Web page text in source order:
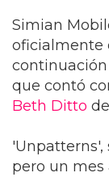
Simian
oficialmente
continuación
que contó
Beth Ditto
'Unpatterns',
pero un mes